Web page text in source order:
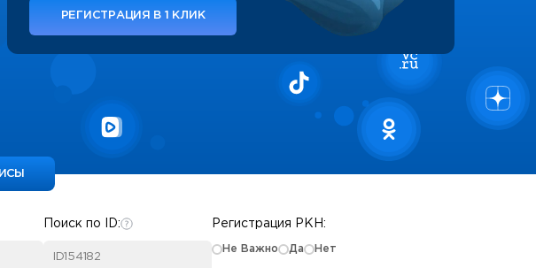
РЕГИСТРАЦИЯ В 1 КЛИК
Поиск по ID: Регистрация РКН:
Не Важно Да Нет